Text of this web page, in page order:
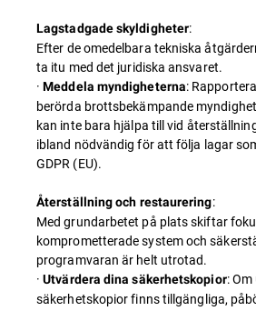
Lagstadgade skyldigheter:
Efter de omedelbara tekniska
ta itu med det juridiska ansvaret.
·Meddela myndigheterna:
berörda brottsbekämpande
kan inte bara hjälpa till vid
ibland nödvändig för att följa lagar
GDPR (EU).
Återställning och restaurering:
Med grundarbetet på plats skiftar
komprometterade system och
programvaran är helt utrotad.
·Utvärdera dina säkerhetskopior:
säkerhetskopior finns tillgängliga,